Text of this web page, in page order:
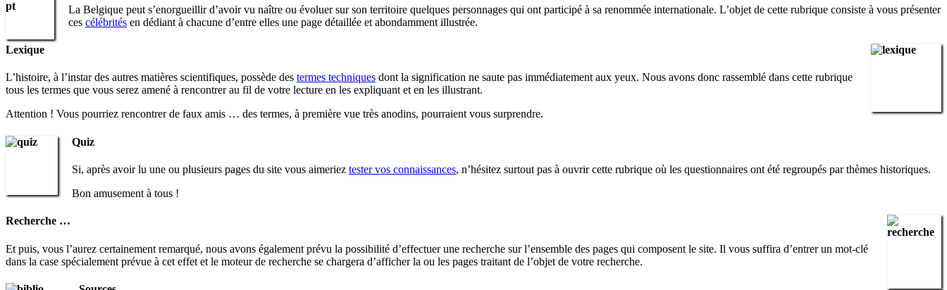
La Belgique peut s’enorgueillir d’avoir vu naître ou évoluer sur son territoire quelques personnages qui ont participé à sa renommée internationale. L’objet de cette rubrique consiste à vous présenter
ces célébrités en dédiant à chacune d’entre elles une page détaillée et abondamment illustrée.
Lexique
L’histoire, à l’instar des autres matières scientifiques, possède des termes techniques dont la signification ne saute pas immédiatement aux yeux. Nous avons donc rassemblé dans cette rubrique
tous les termes que vous serez amené à rencontrer au fil de votre lecture en les expliquant et en les illustrant.
Attention ! Vous pourriez rencontrer de faux amis … des termes, à première vue très anodins, pourraient vous surprendre.
Quiz
Si, après avoir lu une ou plusieurs pages du site vous aimeriez tester vos connaissances, n’hésitez surtout pas à ouvrir cette rubrique où les questionnaires ont été regroupés par thèmes historiques.
Bon amusement à tous !
Recherche …
Et puis, vous l’aurez certainement remarqué, nous avons également prévu la possibilité d’effectuer une recherche sur l’ensemble des pages qui composent le site. Il vous suffira d’entrer un mot-clé
dans la case spécialement prévue à cet effet et le moteur de recherche se chargera d’afficher la ou les pages traitant de l’objet de votre recherche.